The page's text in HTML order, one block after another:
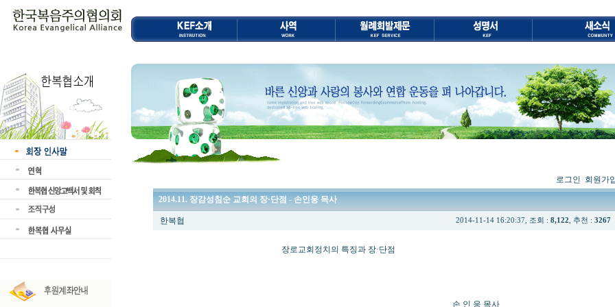
로그인 회원가
2014.11. 장감성침순 교회의 장·단점 - 손인웅 목사
한복협 2014-11-14 16:20:37, 조회 : 8,122 , 추천 : 3267
장로교회정치의 특징과 장·단점
손 인 웅 목사